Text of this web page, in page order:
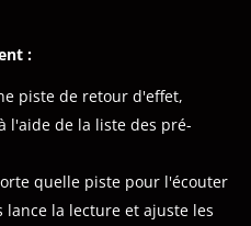
:
piste de retour d'effet,
l'aide de la liste des pré-
quelle piste pour l'écouter
la lecture et ajuste les